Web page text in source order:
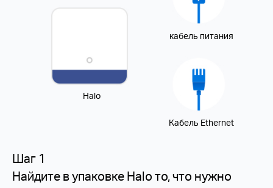
Halo
кабель питания
Кабель Ethernet
Шаг 1
Найдите в упаковке Halo то, что нужно